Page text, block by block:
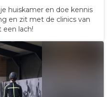
huiskamer en doe kennis
en zit met de clinics van
een lach!